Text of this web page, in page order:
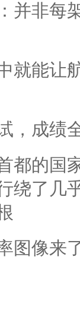
并非每
就能让
，成绩
都的国
绕了几
图像来